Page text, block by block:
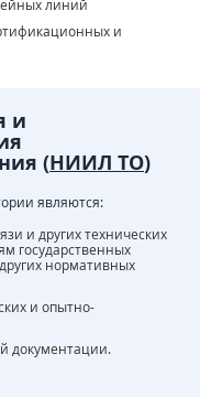
линий
и
и
(НИИЛ ТО)
являются:
и других технических
государственных
нормативных
и опытно-
документации.